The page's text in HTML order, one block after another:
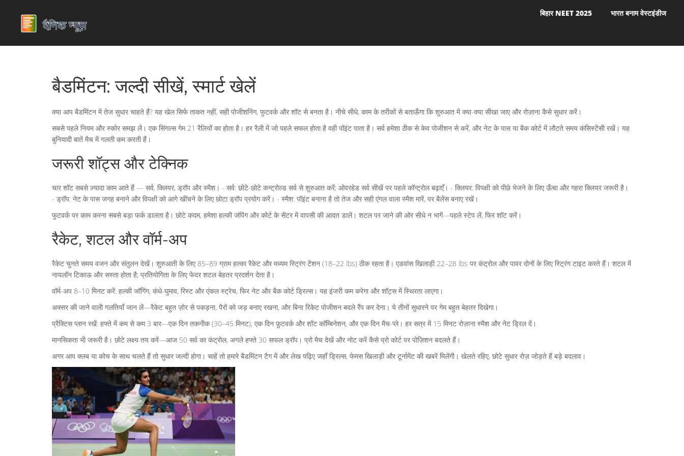
बिहार NEET 2025 भारत बनाम वेस्टइंडीज
बैडमिंटन: जल्दी सीखें, स्मार्ट खेलें
क्या आप बैडमिंटन में तेज सुधार चाहते हैं? यह खेल सिर्फ ताकत नहीं, सही पोजीशनिंग, फुटवर्क और शॉट से बनता है। नीचे सीधे, काम के तरीकों से बताऊँगा कि शुरुआत में क्या-क्या सीखा जाए और रोज़ाना कैसे सुधार करें।
सबसे पहले नियम और स्कोर समझ लें। एक सिंगल्स गेम 21 रैलियों का होता है। हर रैली में जो पहले सफल होता है वही पॉइंट पाता है। सर्व हमेशा ठीक से केव पोजीशन से करें, और नेट के पास या बैक कोर्ट में लौटते समय कंसिस्टेंसी रखें। यह
बुनियादी बातें मैच में गलती कम करती हैं।
जरूरी शॉट्स और टेक्निक
चार शॉट सबसे ज़्यादा काम आते हैं — सर्व, क्लियर, ड्रॉप और स्मैश। - सर्व: छोटे-छोटे कन्ट्रोल्ड सर्व से शुरुआत करें; ओवरहेड सर्व सीखें पर पहले कॉन्ट्रोल बढ़ाएँ। - क्लियर: विपक्षी को पीछे भेजने के लिए ऊँचा और गहरा क्लियर जरूरी है।
- ड्रॉप: नेट के पास जगह बनाने और विपक्षी को आगे खींचने के लिए छोटा ड्रॉप प्रयोग करें। - स्मैश: पॉइंट बनाना है तो तेज और सही एंगल वाला स्मैश मारें, पर बैलेंस बनाए रखें।
फुटवर्क पर काम करना सबसे बड़ा फर्क डालता है। छोटे कदम, हमेशा हल्की जंपिंग और कोर्ट के सेंटर में वापसी की आदत डालें। शटल पर जाने की ओर सीधे न भागें—पहले स्टेप लें, फिर शॉट करें।
रैकेट, शटल और वॉर्म-अप
रैकेट चुनते समय वजन और संतुलन देखें। शुरुआती के लिए 85–89 ग्राम हल्का रैकेट और मध्यम स्ट्रिंग टेंशन (18–22 lbs) ठीक रहता है। एडवांस खिलाड़ी 22–28 lbs पर कंट्रोल और पावर दोनों के लिए स्ट्रिंग टाइट करते हैं। शटल में
नायलॉन टिकाऊ और सस्ता होता है; प्रतियोगिता के लिए फेदर शटल बेहतर प्रदर्शन देता है।
वॉर्म-अप 8–10 मिनट करें: हल्की जॉगिंग, कंधे-घुमाव, रिस्ट और एंकल स्ट्रेच, फिर नेट और बैक कोर्ट ड्रिल्स। यह इंजरी कम करेगा और शॉट्स में स्थिरता लाएगा।
अक्सर की जाने वाली गलतियाँ जान लें—रैकेट बहुत ज़ोर से पकड़ना, पैरों को जड़ बनाए रखना, और बिना रिकेट पोजीशन बदले रैंप कर देना। ये तीनों सुधारने पर गेम बहुत बेहतर दिखेगा।
प्रैक्टिस प्लान रखें: हफ्ते में कम से कम 3 बार—एक दिन तकनीक (30–45 मिनट), एक दिन फ़ुटवर्क और शॉट कॉम्बिनेशन, और एक दिन मैच-प्ले। हर सत्र में 15 मिनट रोज़ाना स्मैश और नेट ड्रिल दें।
मानसिकता भी जरूरी है। छोटे लक्ष्य तय करें—आज 50 सर्व का कंट्रोल, अगले हफ्ते 30 सफल ड्रॉप। प्रो मैच देखें और नोट करें कैसे प्रो कोर्ट पर पोज़िशन बदलते हैं।
अगर आप क्लब या कोच के साथ चलते हैं तो सुधार जल्दी होगा। चाहें तो हमारे बैडमिंटन टैग में और लेख पढ़िए जहाँ ड्रिल्स, फेमस खिलाड़ी और टूर्नामेंट की खबरें मिलेंगी। खेलते रहिए, छोटे सुधार रोज़ जोड़ते हैं बड़े बदलाव।